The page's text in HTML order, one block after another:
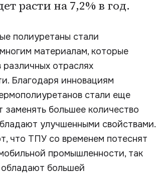
расти на 7,2% в год.
полиуретаны стали
материалам, которые
различных отраслях
Благодаря инновациям
стали еще
заменять большее количество
улучшенными свойствами.
что ТПУ со временем потеснят
промышленности, так
обладают большей